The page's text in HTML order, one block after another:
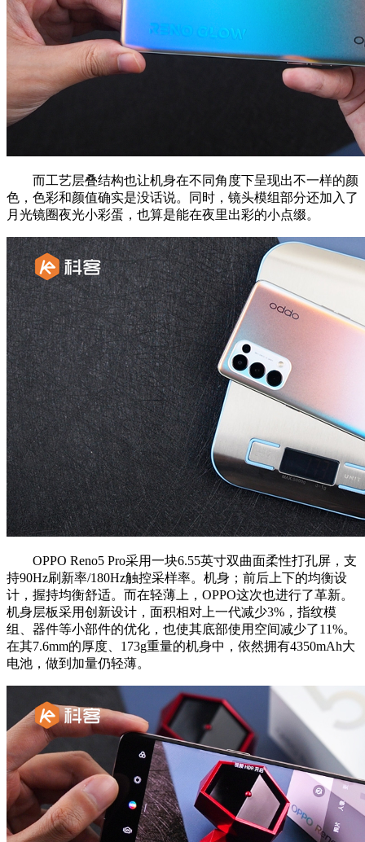
而工艺层叠结构也让机身在不同角度下呈现出不一样的颜
色，色彩和颜值确实是没话说。同时，镜头模组部分还加入了
月光镜圈夜光小彩蛋，也算是能在夜里出彩的小点缀。
OPPO Reno5 Pro采用一块6.55英寸双曲面柔性打孔屏，支
持90Hz刷新率/180Hz触控采样率。机身；前后上下的均衡设
计，握持均衡舒适。而在轻薄上，OPPO这次也进行了革新。
机身层板采用创新设计，面积相对上一代减少3%，指纹模
组、器件等小部件的优化，也使其底部使用空间减少了11%。
在其7.6mm的厚度、173g重量的机身中，依然拥有4350mAh大
电池，做到加量仍轻薄。